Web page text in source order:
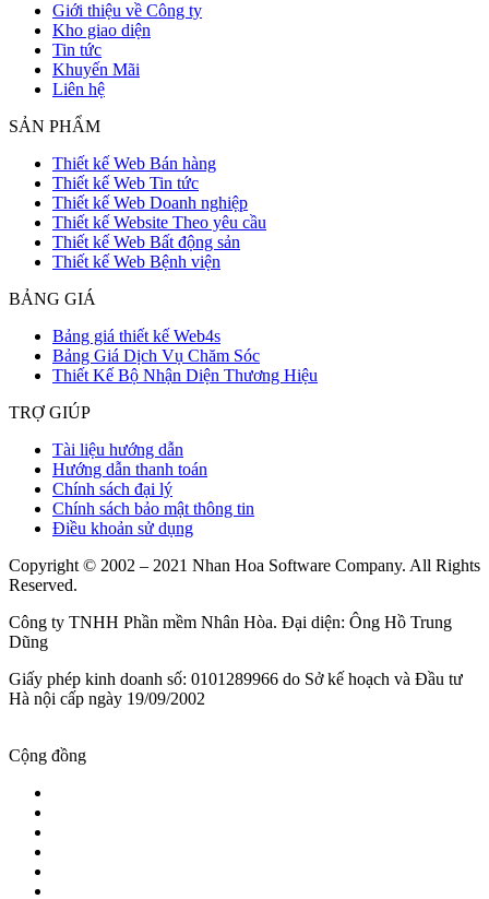
Giới thiệu về Công ty
Kho giao diện
Tin tức
Khuyến Mãi
Liên hệ
SẢN PHẨM
Thiết kế Web Bán hàng
Thiết kế Web Tin tức
Thiết kế Web Doanh nghiệp
Thiết kế Website Theo yêu cầu
Thiết kế Web Bất động sản
Thiết kế Web Bệnh viện
BẢNG GIÁ
Bảng giá thiết kế Web4s
Bảng Giá Dịch Vụ Chăm Sóc
Thiết Kế Bộ Nhận Diện Thương Hiệu
TRỢ GIÚP
Tài liệu hướng dẫn
Hướng dẫn thanh toán
Chính sách đại lý
Chính sách bảo mật thông tin
Điều khoản sử dụng
Copyright © 2002 – 2021 Nhan Hoa Software Company. All Rights
Reserved.
Công ty TNHH Phần mềm Nhân Hòa. Đại diện: Ông Hồ Trung
Dũng
Giấy phép kinh doanh số: 0101289966 do Sở kế hoạch và Đầu tư
Hà nội cấp ngày 19/09/2002
Cộng đồng